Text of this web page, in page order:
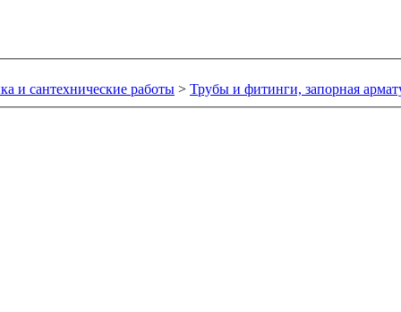
и сантехнические работы > Трубы и фитинги, запорная